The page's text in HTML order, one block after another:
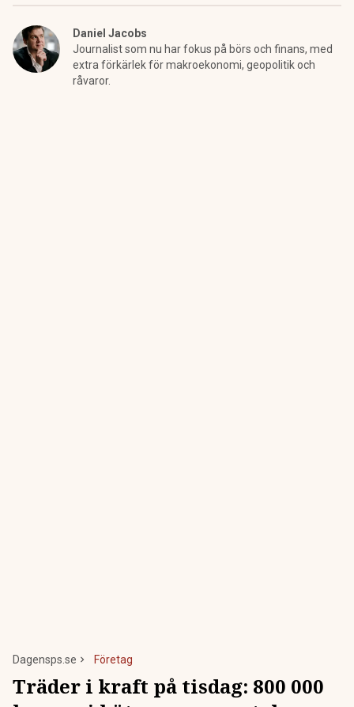
Daniel Jacobs
Journalist som nu har fokus på börs och finans, med
extra förkärlek för makroekonomi, geopolitik och
råvaror.
Dagensps.se Företag
Träder i kraft på tisdag: 800 000